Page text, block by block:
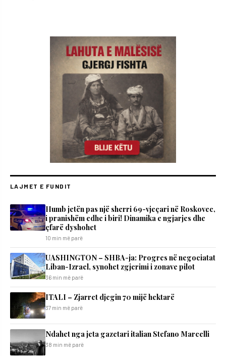
LAJMET E FUNDIT
Humb jetën pas një sherri 69-vjeçari në Roskovec,
i pranishëm edhe i biri! Dinamika e ngjarjes dhe
çfarë dyshohet
10 min më parë
UASHINGTON – SHBA-ja: Progres në negociatat
Liban-Izrael, synohet zgjerimi i zonave pilot
36 min më parë
ITALI – Zjarret djegin 70 mijë hektarë
37 min më parë
Ndahet nga jeta gazetari italian Stefano Marcelli
38 min më parë